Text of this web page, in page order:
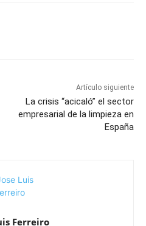
Artículo siguiente
La crisis “acicaló” el sector
empresarial de la limpieza en
España
Ferreiro